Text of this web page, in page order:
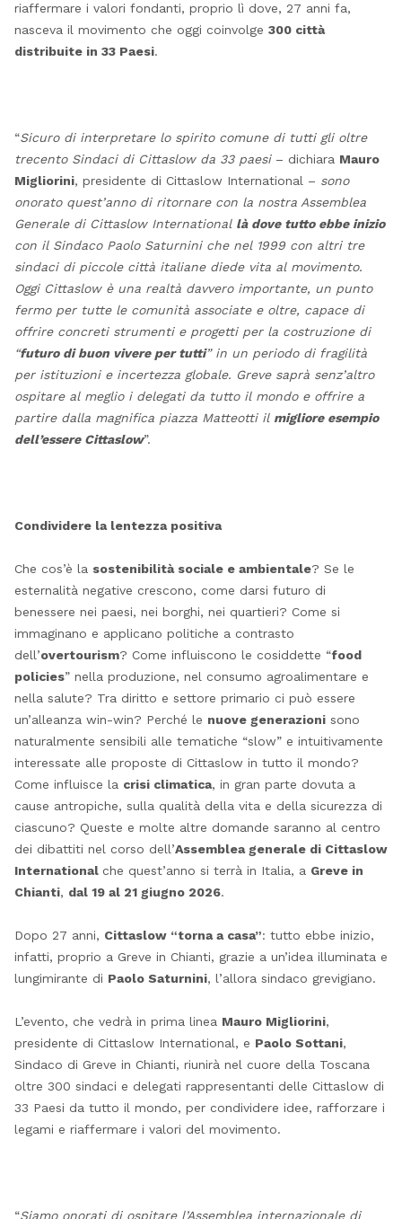
riaffermare i valori fondanti, proprio lì dove, 27 anni fa,
nasceva il movimento che oggi coinvolge 300 città
distribuite in 33 Paesi.
“Sicuro di interpretare lo spirito comune di tutti gli oltre
trecento Sindaci di Cittaslow da 33 paesi – dichiara Mauro
Migliorini, presidente di Cittaslow International – sono
onorato quest’anno di ritornare con la nostra Assemblea
Generale di Cittaslow International là dove tutto ebbe inizio
con il Sindaco Paolo Saturnini che nel 1999 con altri tre
sindaci di piccole città italiane diede vita al movimento.
Oggi Cittaslow è una realtà davvero importante, un punto
fermo per tutte le comunità associate e oltre, capace di
offrire concreti strumenti e progetti per la costruzione di
“futuro di buon vivere per tutti” in un periodo di fragilità
per istituzioni e incertezza globale. Greve saprà senz’altro
ospitare al meglio i delegati da tutto il mondo e offrire a
partire dalla magnifica piazza Matteotti il migliore esempio
dell’essere Cittaslow”.
Condividere la lentezza positiva
Che cos’è la sostenibilità sociale e ambientale? Se le
esternalità negative crescono, come darsi futuro di
benessere nei paesi, nei borghi, nei quartieri? Come si
immaginano e applicano politiche a contrasto
dell’overtourism? Come influiscono le cosiddette “food
policies” nella produzione, nel consumo agroalimentare e
nella salute? Tra diritto e settore primario ci può essere
un’alleanza win-win? Perché le nuove generazionisono
naturalmente sensibili alle tematiche “slow” e intuitivamente
interessate alle proposte di Cittaslow in tutto il mondo?
Come influisce la crisi climatica, in gran parte dovuta a
cause antropiche, sulla qualità della vita e della sicurezza di
ciascuno? Queste e molte altre domande saranno al centro
dei dibattiti nel corso dell’Assemblea generale di Cittaslow
International che quest’anno si terrà in Italia, a Greve in
Chianti, dal 19 al 21 giugno 2026.
Dopo 27 anni, Cittaslow “torna a casa”: tutto ebbe inizio,
infatti, proprio a Greve in Chianti, grazie a un’idea illuminata e
lungimirante di Paolo Saturnini, l’allora sindaco grevigiano.
L’evento, che vedrà in prima linea Mauro Migliorini,
presidente di Cittaslow International, e Paolo Sottani,
Sindaco di Greve in Chianti, riunirà nel cuore della Toscana
oltre 300 sindaci e delegati rappresentanti delle Cittaslow di
33 Paesi da tutto il mondo, per condividere idee, rafforzare i
legami e riaffermare i valori del movimento.
“Siamo onorati di ospitare l’Assemblea internazionale di